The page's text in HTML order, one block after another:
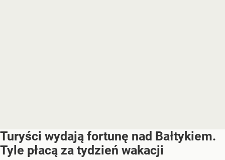
Turyści wydają fortunę nad Bałtykiem.
Tyle płacą za tydzień wakacji